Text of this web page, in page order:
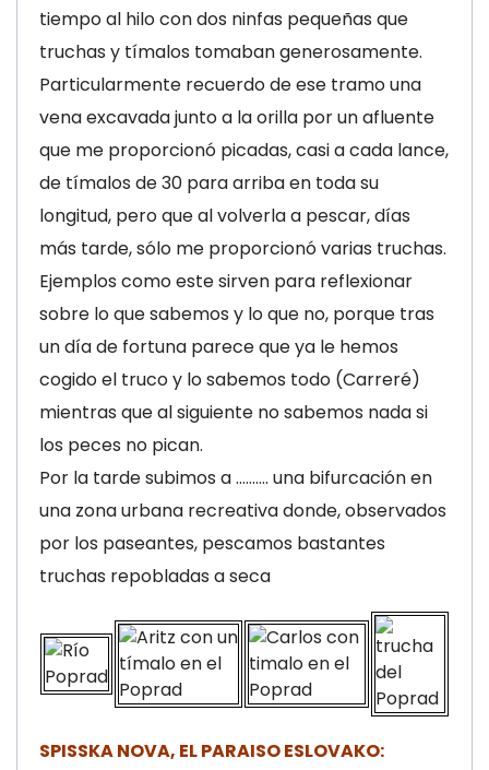
tiempo al hilo con dos ninfas pequeñas que
truchas y tímalos tomaban generosamente.
Particularmente recuerdo de ese tramo una
vena excavada junto a la orilla por un afluente
que me proporcionó picadas, casi a cada lance,
de tímalos de 30 para arriba en toda su
longitud, pero que al volverla a pescar, días
más tarde, sólo me proporcionó varias truchas.
Ejemplos como este sirven para reflexionar
sobre lo que sabemos y lo que no, porque tras
un día de fortuna parece que ya le hemos
cogido el truco y lo sabemos todo (Carreré)
mientras que al siguiente no sabemos nada si
los peces no pican.
Por la tarde subimos a .......... una bifurcación en
una zona urbana recreativa donde, observados
por los paseantes, pescamos bastantes
truchas repobladas a seca
SPISSKA NOVA, EL PARAISO ESLOVAKO: